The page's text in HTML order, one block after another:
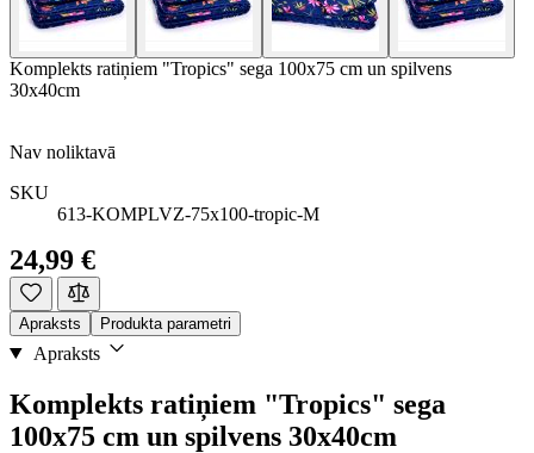
Komplekts ratiņiem "Tropics" sega 100x75 cm un spilvens
30x40cm
Nav noliktavā
SKU
613-KOMPLVZ-75x100-tropic-M
24,99 €
Apraksts Produkta parametri
Apraksts
Komplekts ratiņiem "Tropics" sega
100x75 cm un spilvens 30x40cm